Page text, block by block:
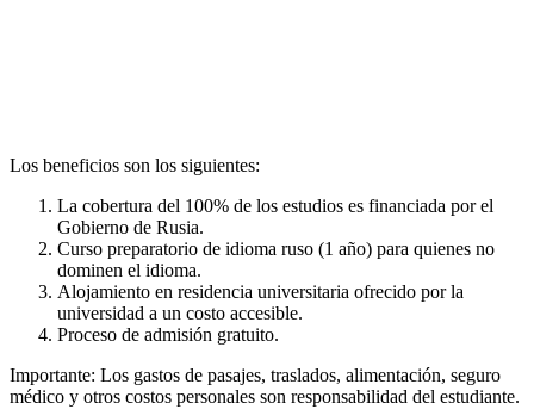
Los beneficios son los siguientes:
La cobertura del 100% de los estudios es financiada por el
Gobierno de Rusia.
Curso preparatorio de idioma ruso (1 año) para quienes no
dominen el idioma.
Alojamiento en residencia universitaria ofrecido por la
universidad a un costo accesible.
Proceso de admisión gratuito.
Importante: Los gastos de pasajes, traslados, alimentación, seguro
médico y otros costos personales son responsabilidad del estudiante.